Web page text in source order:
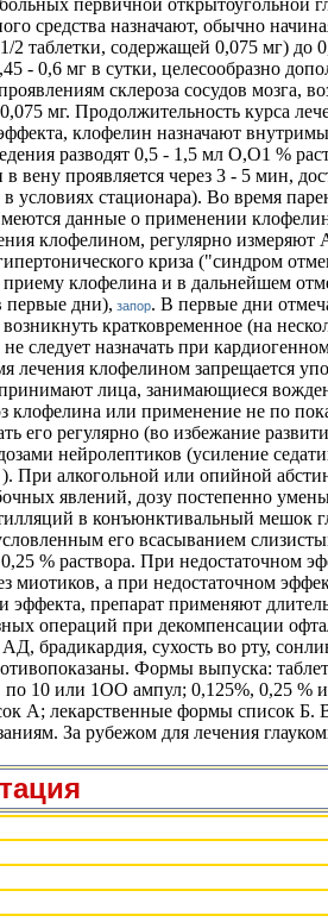
первичной открытоугольной
средства назначают, обычно
таблетки, содержащей 0,075 мг) до
0,6 мг в сутки, целесообразно
склероза сосудов мозга,
мг. Продолжительность курса
клофелин назначают
разводят 0,5 - 1,5 мл О,О1 %
проявляется через 3 - 5 мин,
условиях стационара). Во время
данные о применении
клофелином, регулярно измеряют
криза ("синдром
клофелина и в дальнейшем
первые дни), запор. В первые дни
кратковременное (на
следует назначать при
лечения клофелином запрещается
принимают лица, занимающиеся
клофелина или применение не по
его регулярно (во избежание
нейролептиков (усиление
При алкогольной или опийной
явлений, дозу постепенно
в конъюнктивальный мешок
его всасыванием
% раствора. При недостаточном
миотиков, а при недостаточном
эффекта, препарат применяют
операций при декомпенсации
брадикардия, сухость во рту,
Формы выпуска:
10 или 1ОО ампул; 0,125%, 0,25 %
А; лекарственные формы список Б.
За рубежом для лечения